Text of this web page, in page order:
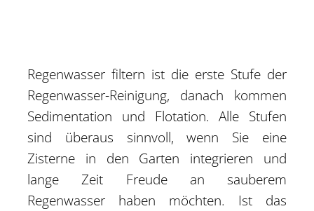
Regenwasser filtern ist die erste Stufe der
Regenwasser-Reinigung, danach kommen
Sedimentation und Flotation. Alle Stufen
sind überaus sinnvoll, wenn Sie eine
Zisterne in den Garten integrieren und
lange Zeit Freude an sauberem
Regenwasser haben möchten. Ist das